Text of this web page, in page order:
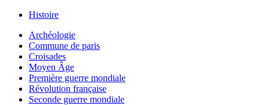
Histoire
Archéologie
Commune de paris
Croisades
Moyen Âge
Première guerre mondiale
Révolution française
Seconde guerre mondiale